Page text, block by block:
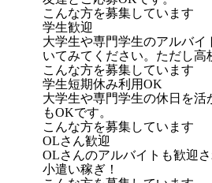
こんな方を募集しています
学生歓迎
大学生や専門学生のアルバイ
いてみてください。ただし高
こんな方を募集しています
学生短期休み利用OK
大学生や専門学生の休日を活
もOKです。
こんな方を募集しています
OLさん歓迎
OLさんのアルバイトも歓迎
小遣い稼ぎ！